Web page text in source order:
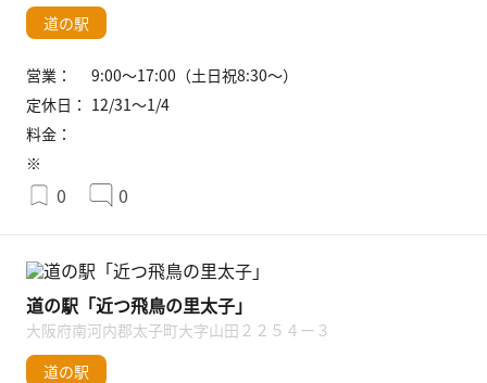
道の駅
営業：
9:00〜17:00（土日祝8:30〜）
定休日： 12/31〜1/4
料金：
※
0 0
道の駅「近つ飛鳥の里太子」
大阪府南河内郡太子町大字山田２２５４ー３
道の駅